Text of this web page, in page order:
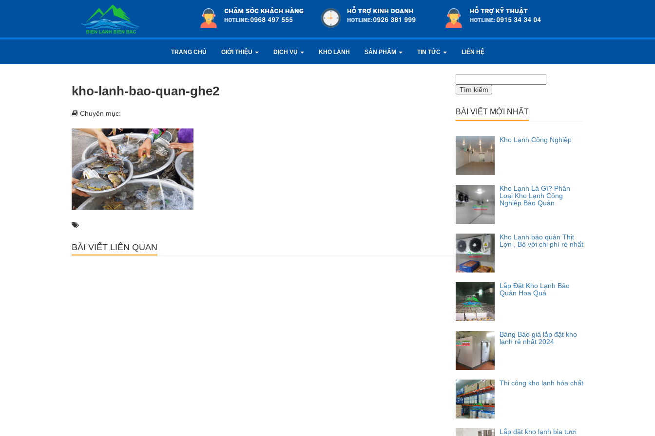
TRANG CHỦ GIỚI THIỆU DỊCH VỤ KHO LẠNH SẢN PHẨM TIN TỨC LIÊN HỆ
kho-lanh-bao-quan-ghe2
Chuyên mục:
BÀI VIẾT LIÊN QUAN
kiếm
cho:
BÀI VIẾT MỚI NHẤT
Kho Lạnh Công Nghiệp
Kho Lạnh Là Gì? Phân
Loại Kho Lạnh Công
Nghiệp Bảo Quản
Kho Lạnh bảo quản Thịt
Lợn , Bò với chi phí rẻ nhất
Lắp Đặt Kho Lạnh Bảo
Quản Hoa Quả
Bảng Báo giá lắp đặt kho
lạnh rẻ nhất 2024
Thi công kho lạnh hóa chất
Lắp đặt kho lạnh bia tươi